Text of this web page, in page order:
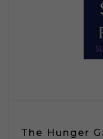
The Hunger